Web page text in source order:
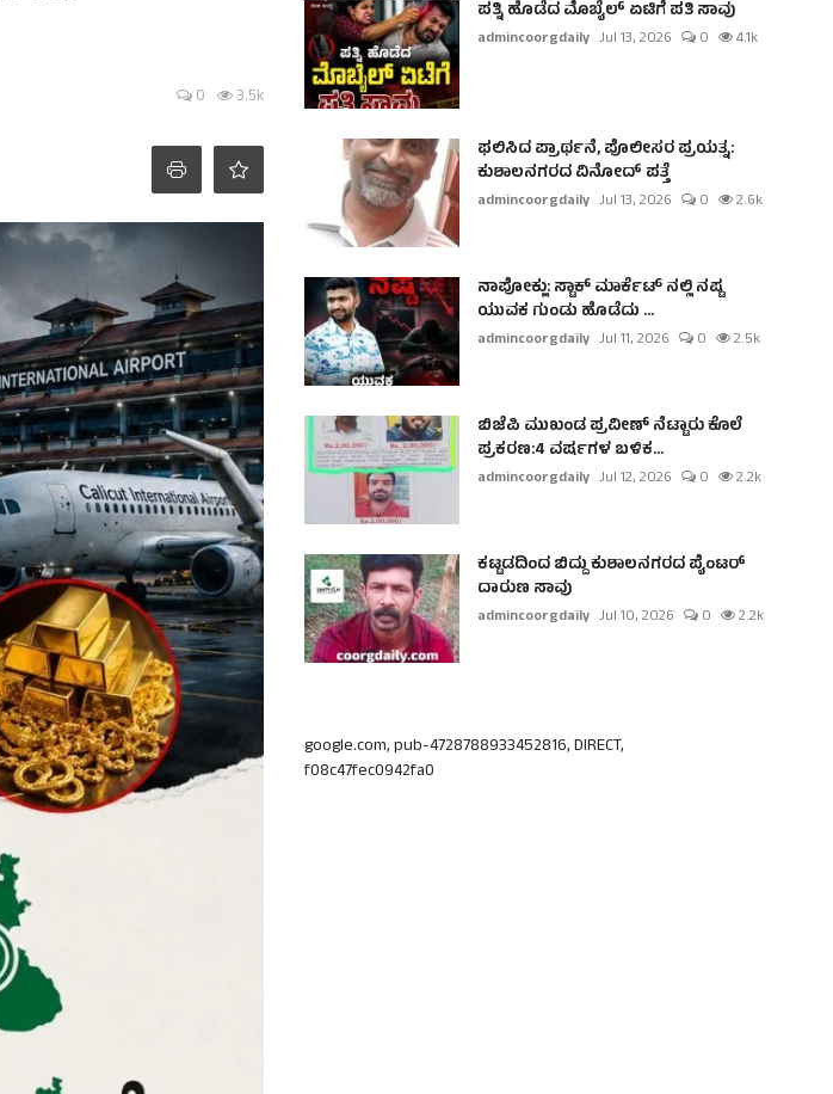
0 3.5k
ಪತ್ನಿ ಹೊಡೆದ ಮೊಬೈಲ್ ಏಟಿಗೆ ಪತಿ ಸಾವು
admincoorgdaily Jul 13, 2026 0 4.1k
ಫಲಿಸಿದ ಪ್ರಾರ್ಥನೆ, ಪೊಲೀಸರ ಪ್ರಯತ್ನ:
ಕುಶಾಲನಗರದ ವಿನೋದ್ ಪತ್ತೆ
admincoorgdaily Jul 13, 2026 0 2.6k
ನಾಪೋಕ್ಲು: ಸ್ಟಾಕ್ ಮಾರ್ಕೆಟ್ ನಲ್ಲಿ ನಷ್ಟ
ಯುವಕ ಗುಂಡು ಹೊಡೆದು ...
admincoorgdaily Jul 11, 2026 0 2.5k
ಬಿಜೆಪಿ ಮುಖಂಡ ಪ್ರವೀಣ್ ನೆಟ್ಟಾರು ಕೊಲೆ
ಪ್ರಕರಣ:4 ವರ್ಷಗಳ ಬಳಿಕ...
admincoorgdaily Jul 12, 2026 0 2.2k
ಕಟ್ಟಡದಿಂದ ಬಿದ್ದು ಕುಶಾಲನಗರದ ಪೈಂಟರ್
ದಾರುಣ ಸಾವು
admincoorgdaily Jul 10, 2026 0 2.2k
google.com, pub-4728788933452816, DIRECT,
f08c47fec0942fa0